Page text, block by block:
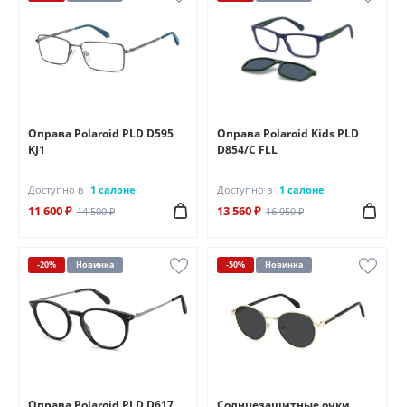
Оправа Polaroid PLD D595
KJ1
Доступно в 1 салоне
11 600 ₽ 14 500 ₽
Оправа Polaroid Kids PLD
D854/C FLL
Доступно в 1 салоне
13 560 ₽ 16 950 ₽
-20% Новинка -50% Новинка